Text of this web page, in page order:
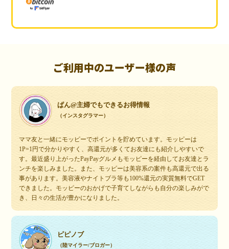
ご利用中のユーザー様の声
ぱん@主婦でもできるお得情報
（インスタグラマー）
ママ友と一緒にモッピーでポイントを貯めています。モッピーは
1P=1円で分かりやすく、高還元が多くてお友達にも紹介しやすいで
す。最近盛り上がったPayPayグルメもモッピーを経由してお友達とラ
ンチを楽しみました。また、モッピーは美容系の案件も高還元で出る
事があります。美容液やナイトブラ等も100%還元の実質無料でGET
できました。モッピーのおかげで子育てしながらも自分の楽しみがで
き、日々の生活が豊かになりました。
ピピノブ
（陸マイラー/ブロガー）